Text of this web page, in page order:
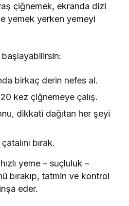
çiğnemek, ekranda dizi
yemek yerken yemeyi
birkaç derin nefes al.
kez çiğnemeye çalış.
dikkati dağıtan her şeyi
bırak.
yeme – suçluluk –
bırakıp, tatmin ve kontrol
eder.